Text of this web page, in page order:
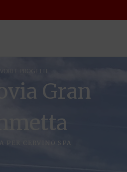
E PROGETTI
Gran
PER CERVINO SPA